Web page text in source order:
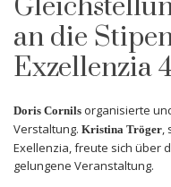
an die
Exzellenzia
Doris Cornils organisierte
Verstaltung. Kristina Tröger,
Exellenzia, freute sich über
gelungene Veranstaltung.